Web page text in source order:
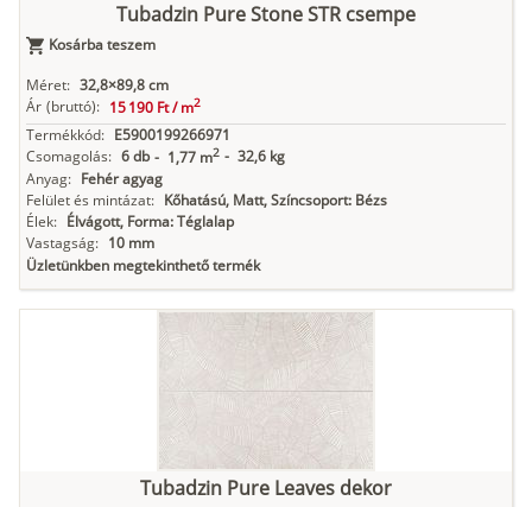
Tubadzin Pure Stone STR csempe
Kosárba teszem
Méret: 32,8×89,8 cm
Ár (bruttó): 15 190 Ft /m2
Termékkód: E5900199266971
Csomagolás: 6 db - 1,77 m2 - 32,6 kg
Anyag: Fehér agyag
Felület és mintázat: Kőhatású, Matt, Színcsoport: Bézs
Élek: Élvágott, Forma: Téglalap
Vastagság: 10 mm
Üzletünkben megtekinthető termék
Tubadzin Pure Leaves dekor